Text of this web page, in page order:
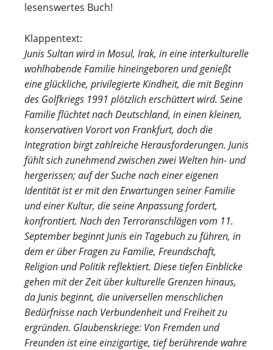
lesenswertes Buch!
Klappentext:
Junis Sultan wird in Mosul, Irak, in eine interkulturelle
wohlhabende Familie hineingeboren und genießt
eine glückliche, privilegierte Kindheit, die mit Beginn
des Golfkriegs 1991 plötzlich erschüttert wird. Seine
Familie flüchtet nach Deutschland, in einen kleinen,
konservativen Vorort von Frankfurt, doch die
Integration birgt zahlreiche Herausforderungen. Junis
fühlt sich zunehmend zwischen zwei Welten hin- und
hergerissen; auf der Suche nach einer eigenen
Identität ist er mit den Erwartungen seiner Familie
und einer Kultur, die seine Anpassung fordert,
konfrontiert. Nach den Terroranschlägen vom 11.
September beginnt Junis ein Tagebuch zu führen, in
dem er über Fragen zu Familie, Freundschaft,
Religion und Politik reflektiert. Diese tiefen Einblicke
gehen mit der Zeit über kulturelle Grenzen hinaus,
da Junis beginnt, die universellen menschlichen
Bedürfnisse nach Verbundenheit und Freiheit zu
ergründen. Glaubenskriege: Von Fremden und
Freunden ist eine einzigartige, tief berührende wahre